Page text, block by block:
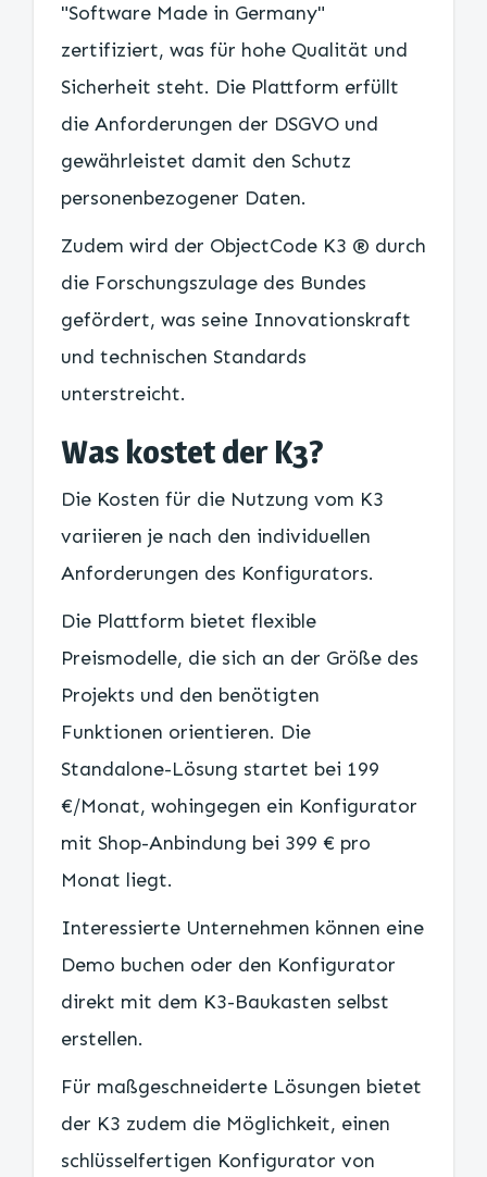
"Software Made in Germany"
zertifiziert, was für hohe Qualität und
Sicherheit steht. Die Plattform erfüllt
die Anforderungen der DSGVO und
gewährleistet damit den Schutz
personenbezogener Daten.
Zudem wird der ObjectCode K3 ® durch
die Forschungszulage des Bundes
gefördert, was seine Innovationskraft
und technischen Standards
unterstreicht.
Was kostet der K3?
Die Kosten für die Nutzung vom K3
variieren je nach den individuellen
Anforderungen des Konfigurators.
Die Plattform bietet flexible
Preismodelle, die sich an der Größe des
Projekts und den benötigten
Funktionen orientieren. Die
Standalone-Lösung startet bei 199
€/Monat, wohingegen ein Konfigurator
mit Shop-Anbindung bei 399 € pro
Monat liegt.
Interessierte Unternehmen können eine
Demo buchen oder den Konfigurator
direkt mit dem K3-Baukasten selbst
erstellen.
Für maßgeschneiderte Lösungen bietet
der K3 zudem die Möglichkeit, einen
schlüsselfertigen Konfigurator von